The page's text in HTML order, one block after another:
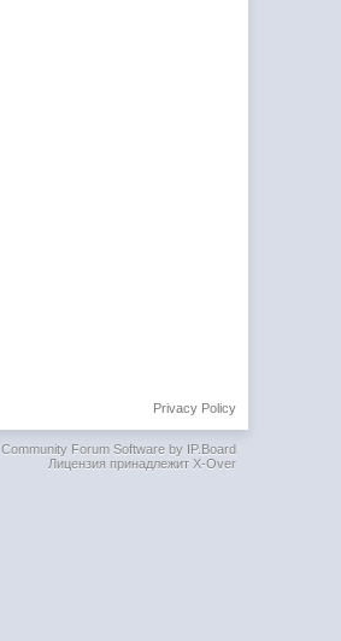
Privacy Policy
Community Forum Software by IP.Board
Лицензия принадлежит X-Over